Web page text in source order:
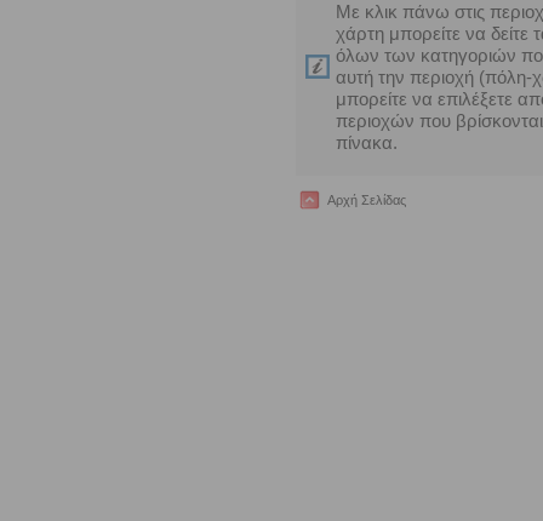
Με κλικ πάνω στις
χάρτη μπορείτε να δείτε
όλων των κατηγοριών
αυτή την περιοχή (πόλη-
μπορείτε να επιλέξετε
περιοχών που
πίνακα.
Αρχή Σελίδας